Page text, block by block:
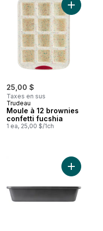
à gâteau à démoulage
25,00 $
Taxes en sus
Trudeau
Moule à 12 brownies
confetti fucshia
1 ea, 25,00 $/1ch
Ajouter
à gâteau carré de 23 cm
Ajouter